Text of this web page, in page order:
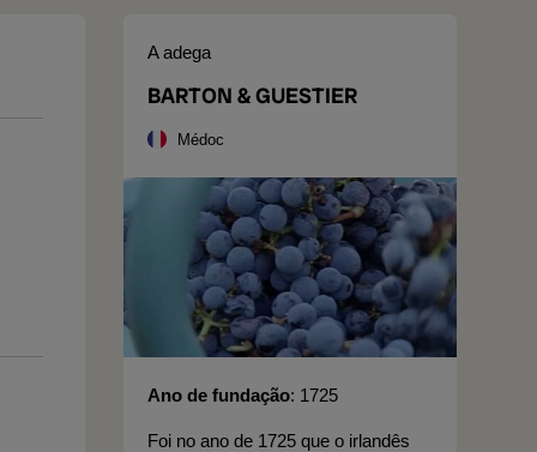
A adega
BARTON & GUESTIER
Médoc
Ano de fundação 1725
Foi no ano de 1725 que o irlandês